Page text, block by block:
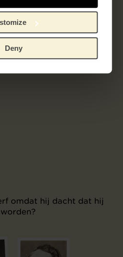
Deny
omdat hij dacht dat hij